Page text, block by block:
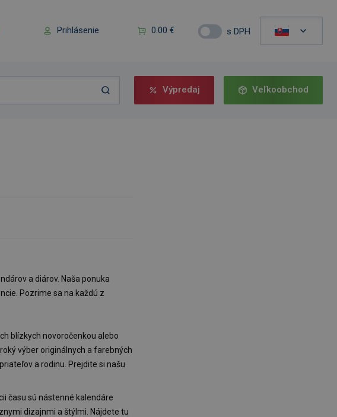
Prihlásenie 0.00 € s DPH
Výpredaj Veľkoobchod
a diárov. Naša ponuka
Pozrime sa na každú z
blízkych novoročenkou alebo
výber originálnych a farebných
a rodinu. Prejdite si našu
času sú nástenné kalendáre
dizajnmi a štýlmi. Nájdete tu